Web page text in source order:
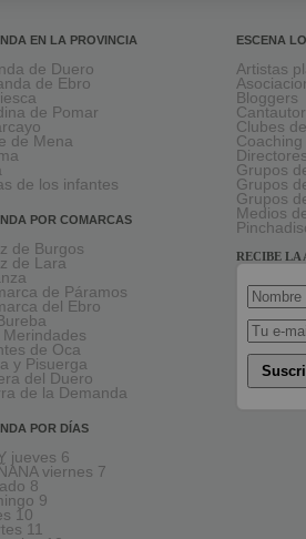
EN LA PROVINCIA
de Duero
de Ebro
de Pomar
de Mena
de los infantes
POR COMARCAS
de Burgos
de Lara
de Páramos
del Ebro
Merindades
de Oca
y Pisuerga
del Duero
de la Demanda
POR DÍAS
jueves 6
viernes 7
8
9
10
11
ESCENA
Artistas
Bloggers
Clubes
Coaching
Grupos
Grupos
Grupos
Medios
RECIBE LA